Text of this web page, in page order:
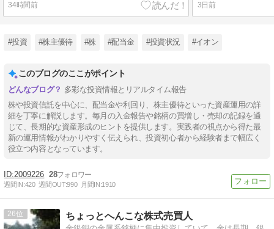
34時間前 3日前
#投資 #株主優待 #株 #配当金 #投資状況 #イオン
このブログのここがポイント
多彩な投資情報とリアルタイム報告
株や投資信託を中心に、配当金や利回り、株主優待といった資産運用の詳
細を丁寧に解説します。毎月の入金報告や銘柄の買増し・売却の記録を通
じて、長期的な資産形成のヒントを提供します。実践者の視点から得た最
新の運用情報がわかりやすく伝えられ、投資初心者から経験者まで幅広く
役立つ内容となっています。
2009226 28
週間IN:420 週間OUT:990 月間IN:1910
26 ちょっとへんこな株式売買人